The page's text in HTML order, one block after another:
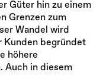
Güter hin zu einem
Grenzen zum
Wandel wird
Kunden begründet
höhere
Auch in diesem